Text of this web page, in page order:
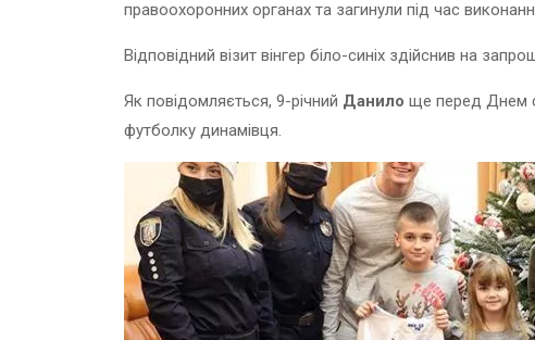
правоохоронних органах та загинули під час
Відповідний візит вінгер біло-синіх здійснив на
Як повідомляється, 9-річний Данило ще перед Днем
футболку динамівця.